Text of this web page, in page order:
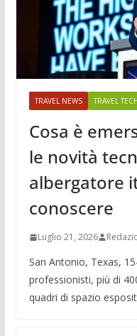
TRAVEL NEWS TRAVEL
Cosa è
le novità
albergatore
conoscere
Luglio 21, 2026
San Antonio, Texas,
professionisti, più di
quadri di spazio